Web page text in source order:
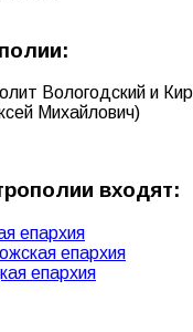
Вологодский и
Михайлович)
входят:
епархия
епархия
епархия